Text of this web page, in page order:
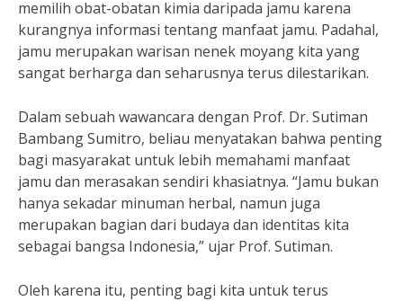
memilih obat-obatan kimia daripada jamu karena
kurangnya informasi tentang manfaat jamu. Padahal,
jamu merupakan warisan nenek moyang kita yang
sangat berharga dan seharusnya terus dilestarikan.
Dalam sebuah wawancara dengan Prof. Dr. Sutiman
Bambang Sumitro, beliau menyatakan bahwa penting
bagi masyarakat untuk lebih memahami manfaat
jamu dan merasakan sendiri khasiatnya. “Jamu bukan
hanya sekadar minuman herbal, namun juga
merupakan bagian dari budaya dan identitas kita
sebagai bangsa Indonesia,” ujar Prof. Sutiman.
Oleh karena itu, penting bagi kita untuk terus